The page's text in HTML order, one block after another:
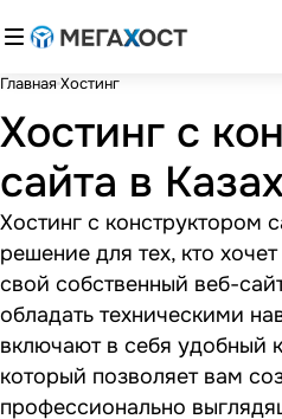
Главная Хостинг
Хостинг с
сайта в
Хостинг с конструктором
решение для тех, кто
свой собственный веб-
обладать техническими
включают в себя удобный
который позволяет вам
профессионально